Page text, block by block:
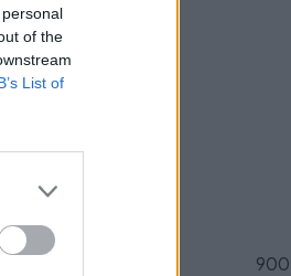
of the
List of
Parametre